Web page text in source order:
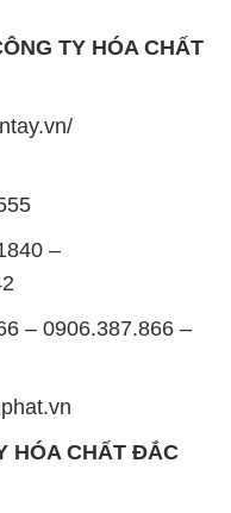
TY HÓA CHẤT
–
– 0906.387.866 –
HÓA CHẤT ĐẮC